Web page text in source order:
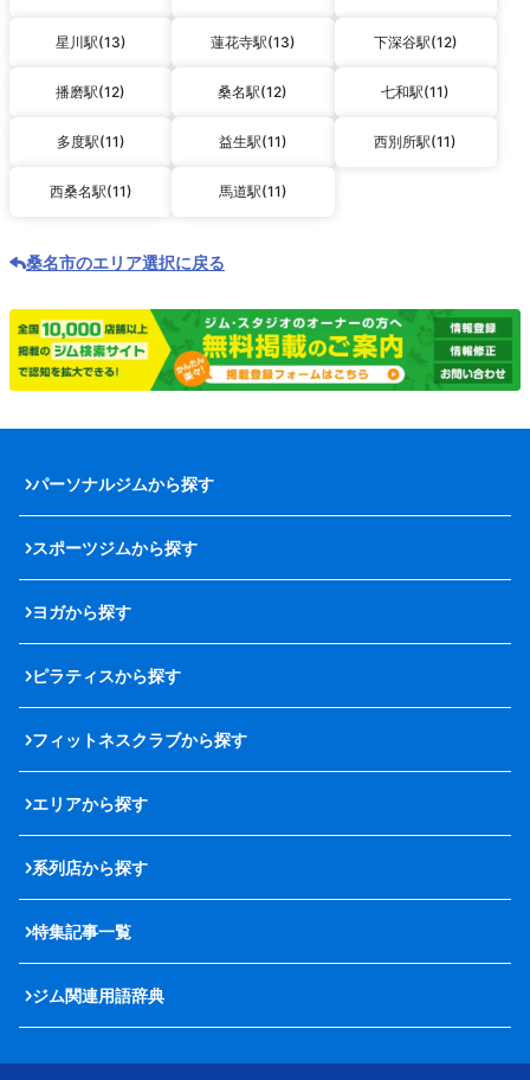
星川駅(13) 蓮花寺駅(13) 下深谷駅(12)
播磨駅(12) 桑名駅(12) 七和駅(11)
多度駅(11) 益生駅(11) 西別所駅(11)
西桑名駅(11) 馬道駅(11)
桑名市のエリア選択に戻る
パーソナルジムから探す
スポーツジムから探す
ヨガから探す
ピラティスから探す
フィットネスクラブから探す
エリアから探す
系列店から探す
特集記事一覧
ジム関連用語辞典